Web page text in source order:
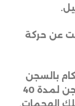
.
عن حركة
بالسجن
المؤبد، بالإضافة إلى حكم بالسجن لمدة 40